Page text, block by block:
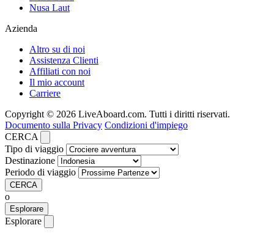
Nusa Laut
Azienda
Altro su di noi
Assistenza Clienti
Affiliati con noi
Il mio account
Carriere
Copyright © 2026 LiveAboard.com. Tutti i diritti riservati.
Documento sulla Privacy Condizioni d'impiego
CERCA
Tipo di viaggio
Destinazione
Periodo di viaggio
CERCA
o
Esplorare
Esplorare